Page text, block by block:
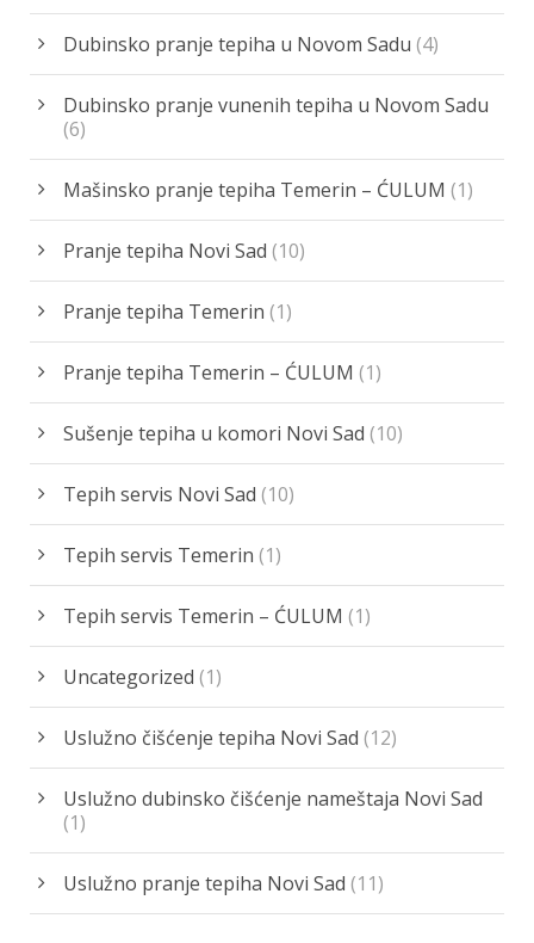
Dubinsko pranje tepiha u Novom Sadu (4)
Dubinsko pranje vunenih tepiha u Novom Sadu
(6)
Mašinsko pranje tepiha Temerin – ĆULUM (1)
Pranje tepiha Novi Sad (10)
Pranje tepiha Temerin (1)
Pranje tepiha Temerin – ĆULUM (1)
Sušenje tepiha u komori Novi Sad (10)
Tepih servis Novi Sad (10)
Tepih servis Temerin (1)
Tepih servis Temerin – ĆULUM (1)
Uncategorized (1)
Uslužno čišćenje tepiha Novi Sad (12)
Uslužno dubinsko čišćenje nameštaja Novi Sad
(1)
Uslužno pranje tepiha Novi Sad (11)